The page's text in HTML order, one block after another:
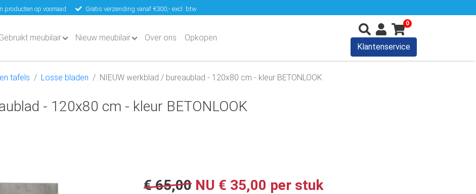
producten op voorraad Gratis verzending vanaf €300,- excl. btw
meubilair Nieuw meubilair Over ons Opkopen
0
Klantenservice
tafels Losse bladen NIEUW werkblad / bureaublad - 120x80 cm - kleur BETONLOOK
- 120x80 cm - kleur BETONLOOK
€ 65,00 NU € 35,00 per stuk